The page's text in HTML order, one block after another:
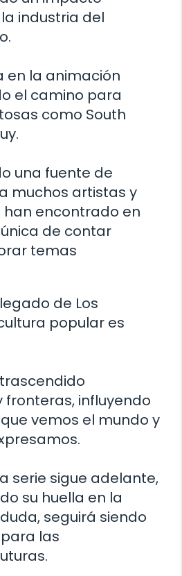
industria del
en la animación
el camino para
como South
una fuente de
muchos artistas y
han encontrado en
de contar
temas
de Los
popular es
fronteras, influyendo
vemos el mundo y
serie sigue adelante,
su huella en la
seguirá siendo
las